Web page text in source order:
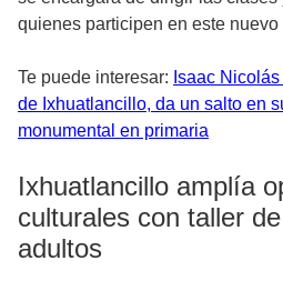
quienes participen en este nuevo
Te puede interesar: Isaac
de Ixhuatlancillo, da un salto en
monumental en primaria
Ixhuatlancillo amplía
culturales con taller
adultos